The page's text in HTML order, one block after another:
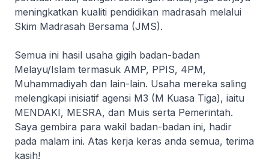
meningkatkan kualiti pendidikan madrasah melalui
Skim Madrasah Bersama (JMS).
Semua ini hasil usaha gigih badan-badan
Melayu/Islam termasuk AMP, PPIS, 4PM,
Muhammadiyah dan lain-lain. Usaha mereka saling
melengkapi inisiatif agensi M3 (M Kuasa Tiga), iaitu
MENDAKI, MESRA, dan Muis serta Pemerintah.
Saya gembira para wakil badan-badan ini, hadir
pada malam ini. Atas kerja keras anda semua, terima
kasih!